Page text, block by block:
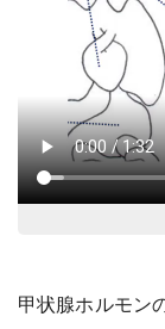
甲状腺ホルモン